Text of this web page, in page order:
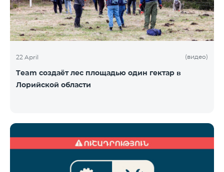
22 April (видео)
Team создаёт лес площадью один гектар в
Лорийской области